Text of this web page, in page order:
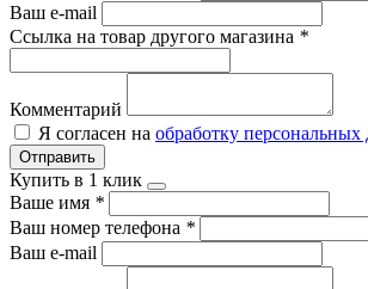
Ваш e-mail
Ссылка на товар другого магазина *
Комментарий
Я согласен на обработку
Отправить
Купить в 1 клик
Ваше имя *
Ваш номер телефона *
Ваш e-mail